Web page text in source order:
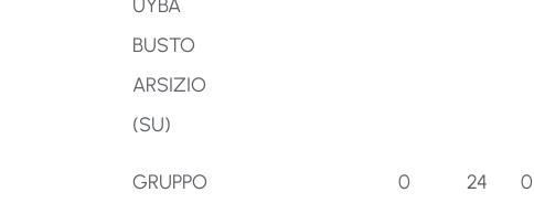
UYBA
BUSTO
ARSIZIO
(SU)
GRUPPO
0 24 0